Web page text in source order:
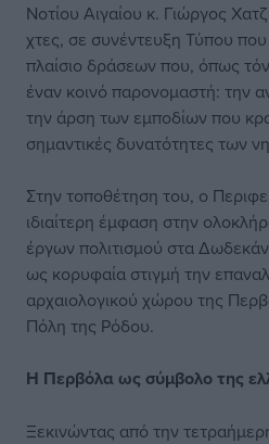
Νοτίου Αιγαίου κ. Γιώργος
χτες, σε συνέντευξη Τύπου
πλαίσιο δράσεων που, όπως
έναν κοινό παρονομαστή: την
την άρση των εμποδίων που
σημαντικές δυνατότητες των
Στην τοποθέτηση του, ο
ιδιαίτερη έμφαση στην
έργων πολιτισμού στα
ως κορυφαία στιγμή την
αρχαιολογικού χώρου της
Πόλη της Ρόδου.
Η Περβόλα ως σύμβολο της
Ξεκινώντας από την